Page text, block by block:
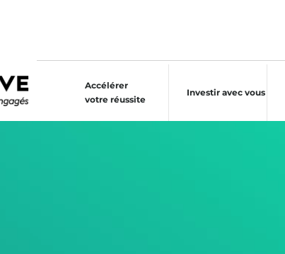
Accélérer
votre réussite
Investir avec vous